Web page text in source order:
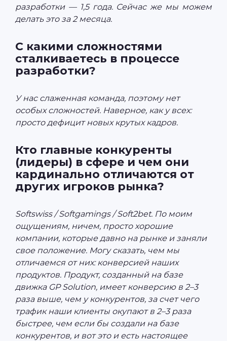
разработки — 1,5 года. Сейчас же мы можем
делать это за 2 месяца.
С какими сложностями
сталкиваетесь в процессе
разработки?
У нас слаженная команда, поэтому нет
особых сложностей. Наверное, как у всех:
просто дефицит новых крутых кадров.
Кто главные конкуренты
(лидеры) в сфере и чем они
кардинально отличаются от
других игроков рынка?
Softswiss / Softgamings / Soft2bet. По моим
ощущениям, ничем, просто хорошие
компании, которые давно на рынке и заняли
свое положение. Могу сказать, чем мы
отличаемся от них: конверсией наших
продуктов. Продукт, созданный на базе
движка GP Solution, имеет конверсию в 2–3
раза выше, чем у конкурентов, за счет чего
трафик наши клиенты окупают в 2–3 раза
быстрее, чем если бы создали на базе
конкурентов, и вот это и есть настоящее